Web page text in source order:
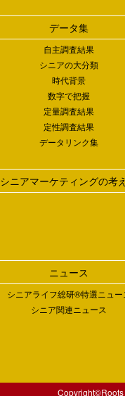
データ集
自主調査結果
シニアの大分類
時代背景
数字で把握
定量調査結果
定性調査結果
データリンク集
シニアマーケティングの考
ニュース
シニアライフ総研®特選ニュー
シニア関連ニュース
Copyright©Roots